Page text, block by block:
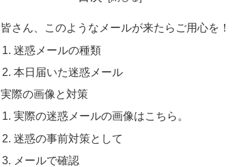
皆さん、このようなメールが来たらご用心を！
迷惑メールの種類
本日届いた迷惑メール
実際の画像と対策
実際の迷惑メールの画像はこちら。
迷惑の事前対策として
メールで確認